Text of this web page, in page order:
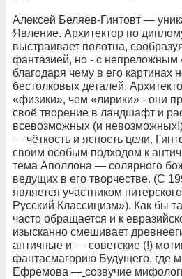
Алексей Беляев-Гинтовт —
Явление. Архитектор по
выстраивает полотна,
фантазией, но - с непреложным
благодаря чему в его картинах
бестолковых деталей.
«физики», чем «лирики» - они
своё творение в ландшафт и
всевозможных (и
— чёткость и ясность цели.
своим особым подходом к
тема Аполлона — солярного
ведущих в его творчестве. (С
является участником
Русский Классицизм»). Как бы
часто обращается и к
изысканно смешивает
античные и — советские (!)
фантасмагорию Будущего, где
Ефремова — созвучие